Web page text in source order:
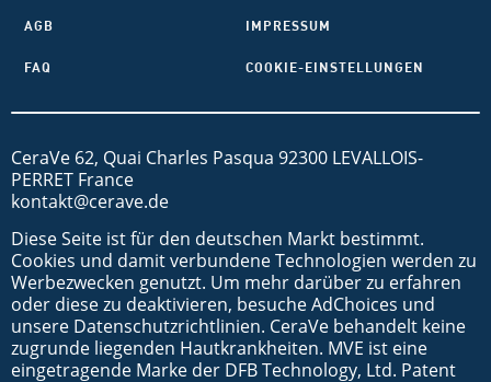
AGB IMPRESSUM
FAQ COOKIE-EINSTELLUNGEN
CeraVe 62, Quai Charles Pasqua 92300 LEVALLOIS-
PERRET France
kontakt@cerave.de
Diese Seite ist für den deutschen Markt bestimmt.
Cookies und damit verbundene Technologien werden zu
Werbezwecken genutzt. Um mehr darüber zu erfahren
oder diese zu deaktivieren, besuche AdChoices und
unsere Datenschutzrichtlinien. CeraVe behandelt keine
zugrunde liegenden Hautkrankheiten. MVE ist eine
eingetragende Marke der DFB Technology, Ltd. Patent